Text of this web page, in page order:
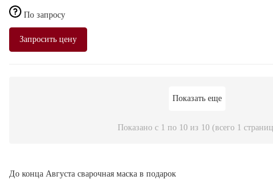
По запросу
Запросить цену
Показать еще
Показано с 1 по 10 из 10 (всего 1
До конца Августа сварочная маска в подарок